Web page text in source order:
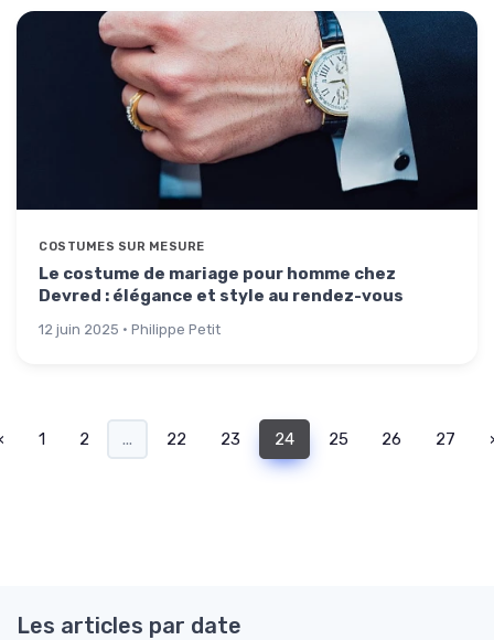
COSTUMES SUR MESURE
Le costume de mariage pour homme chez
Devred : élégance et style au rendez-vous
12 juin 2025 · Philippe Petit
‹ 1 2 ... 22 23 24 25 26 27 ›
Les articles par date